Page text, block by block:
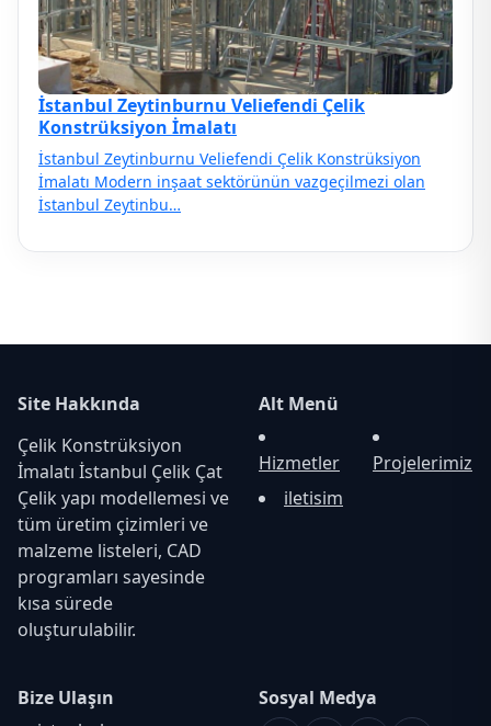
İstanbul Zeytinburnu Veliefendi Çelik
Konstrüksiyon İmalatı
İstanbul Zeytinburnu Veliefendi Çelik Konstrüksiyon
İmalatı Modern inşaat sektörünün vazgeçilmezi olan
İstanbul Zeytinbu…
Site Hakkında
Çelik Konstrüksiyon
İmalatı İstanbul Çelik Çat
Çelik yapı modellemesi ve
tüm üretim çizimleri ve
malzeme listeleri, CAD
programları sayesinde
kısa sürede
oluşturulabilir.
Alt Menü
Hizmetler
Projelerimiz
iletisim
Bize Ulaşın
Sosyal Medya